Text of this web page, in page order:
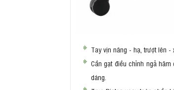
Tay vịn nâng - hạ, trượt lên -
Cần gạt điều chỉnh ngả
dáng.